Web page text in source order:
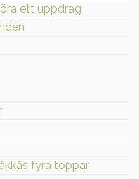
ett uppdrag
fyra toppar